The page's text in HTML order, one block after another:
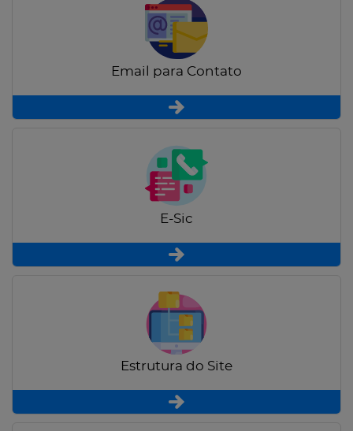
Email para Contato
E-Sic
Estrutura do Site